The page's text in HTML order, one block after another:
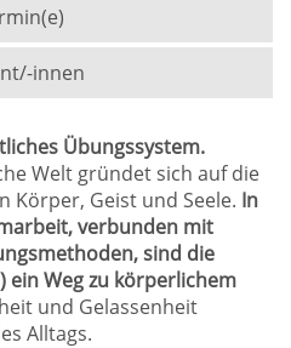
innen
Übungssystem.
Welt gründet sich auf die
Körper, Geist und Seele. In
verbunden mit
sind die
ein Weg zu körperlichem
und Gelassenheit
Alltags.